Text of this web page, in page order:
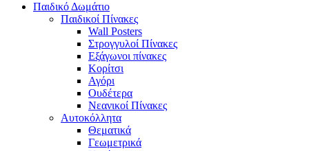
Παιδικό Δωμάτιο
Παιδικοί Πίνακες
Wall Posters
Στρογγυλοί Πίνακες
Εξάγωνοι πίνακες
Κορίτσι
Αγόρι
Ουδέτερα
Νεανικοί Πίνακες
Αυτοκόλλητα
Θεματικά
Γεωμετρικά